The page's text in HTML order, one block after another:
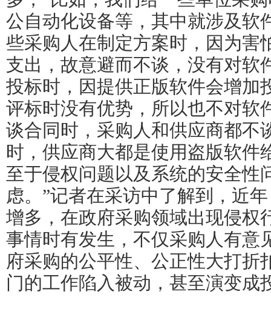
公自动化设备等，其中就涉及软
些采购人在制定方案时，因为害
支出，故意避而不谈，没有对软
投标时，因提供正版软件会增加
评标时没有优势，所以也不对软
谈合同时，采购人和供应商都不
时，供应商大都是使用盗版软件
至于侵权问题以及系统的安全性
虑。”记者在采访中了解到，近年
增多，在政府采购领域出现侵权
事情时有发生，不仅采购人有意
府采购的公平性、公正性大打折
门的工作陷入被动，甚至演变成